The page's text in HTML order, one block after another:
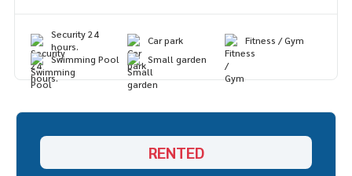
Security 24
hours.
Car park
Fitness / Gym
Swimming Pool
Small garden
RENTED